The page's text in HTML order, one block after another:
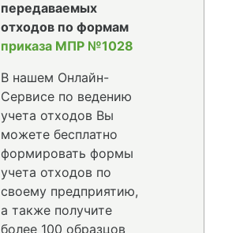
передаваемых
отходов по формам
приказа МПР №1028
В нашем Онлайн-
Сервисе по ведению
учета отходов Вы
можете бесплатно
формировать формы
учета отходов по
своему предприятию,
а также получите
более 100 образцов